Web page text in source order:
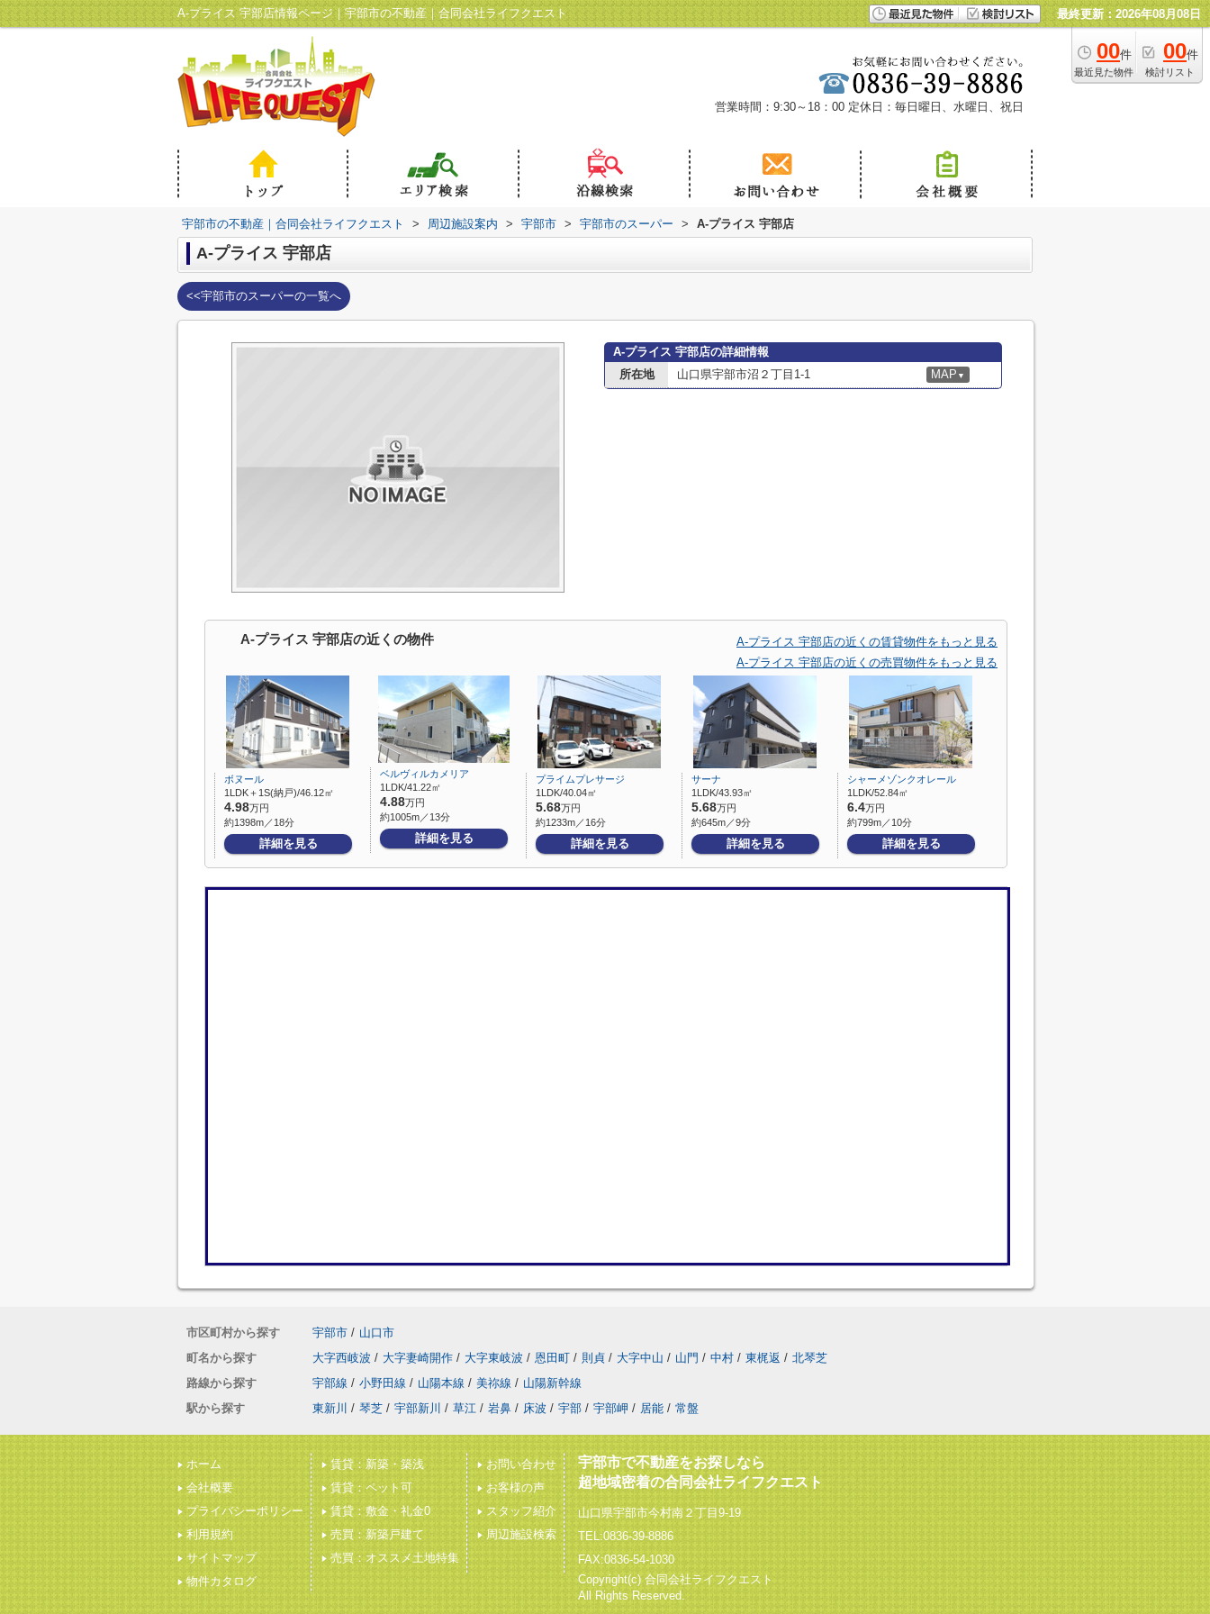
A-プライス 宇部店情報ページ｜宇部市の不動産｜合同会社ライフクエスト 最終更新：2026年08月08日
00件
最近見た物件
00件
検討リスト
営業時間：9:30～18：00 定休日：毎日曜日、水曜日、祝日
宇部市の不動産｜合同会社ライフクエスト > 周辺施設案内 > 宇部市 > 宇部市のスーパー > A-プライス 宇部店
A-プライス 宇部店
<<宇部市のスーパーの一覧へ
A-プライス 宇部店の詳細情報
所在地
山口県宇部市沼２丁目1-1 MAP ▼
A-プライス 宇部店の近くの物件
A-プライス 宇部店の近くの賃貸物件をもっと見る
A-プライス 宇部店の近くの売買物件をもっと見る
ボヌール
1LDK＋1S(納戸)/46.12㎡
4.98万円
約1398m／18分
詳細を見る
ベルヴィルカメリア
1LDK/41.22㎡
4.88万円
約1005m／13分
詳細を見る
プライムプレサージ
1LDK/40.04㎡
5.68万円
約1233m／16分
詳細を見る
サーナ
1LDK/43.93㎡
5.68万円
約645m／9分
詳細を見る
シャーメゾンクオレール
1LDK/52.84㎡
6.4万円
約799m／10分
詳細を見る
市区町村から探す 宇部市 / 山口市
町名から探す
大字西岐波 / 大字妻崎開作 / 大字東岐波 / 恩田町 / 則貞 / 大字中山 / 山門 / 中村 / 東梶返 / 北琴芝
路線から探す
宇部線 / 小野田線 / 山陽本線 / 美祢線 / 山陽新幹線
駅から探す
東新川 / 琴芝 / 宇部新川 / 草江 / 岩鼻 / 床波 / 宇部 / 宇部岬 / 居能 / 常盤
ホーム
会社概要
プライバシーポリシー
利用規約
サイトマップ
物件カタログ
賃貸：新築・築浅
賃貸：ペット可
賃貸：敷金・礼金0
売買：新築戸建て
売買：オススメ土地特集
お問い合わせ
お客様の声
スタッフ紹介
周辺施設検索
宇部市で不動産をお探しなら
超地域密着の合同会社ライフクエスト
山口県宇部市今村南２丁目9-19
TEL:0836-39-8886
FAX:0836-54-1030
Copyright(c) 合同会社ライフクエスト
All Rights Reserved.